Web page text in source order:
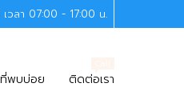
วลา 07:00 - 17:00 น.
พบบ่อย ติดต่อเรา